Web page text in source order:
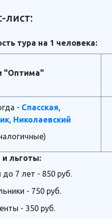
лист:
тура на 1 человека:
"Оптима"
- Спасская,
, Николаевский
и льготы:
до 7 лет - 850 руб.
- 750 руб.
- 350 руб.